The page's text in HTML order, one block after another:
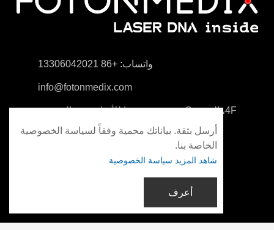
واتساب: +86 13306042021
info@fotonmedix.com
4F، المبنى C، معهد تسينغهوا للأبحاث عبر المضيق،
شيامن، فوجيان، الصين
أرسل بثقة. بياناتك محمية وفقاً لسياسة الخصوصية
الخاصة بنا.
شاهد المزيد سياسة الخصوصية
أعرف